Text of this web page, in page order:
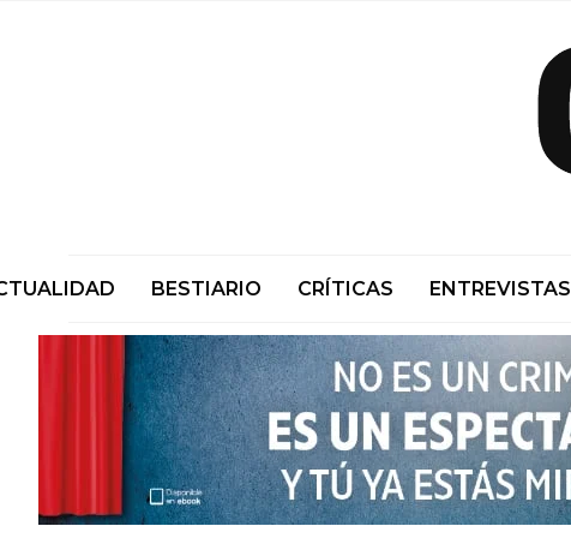
BESTIARIO CRÍTICAS ENTREVISTAS